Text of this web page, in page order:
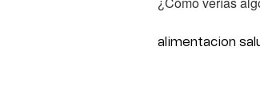
alimentacion